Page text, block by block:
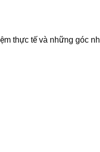
thực tế và những góc